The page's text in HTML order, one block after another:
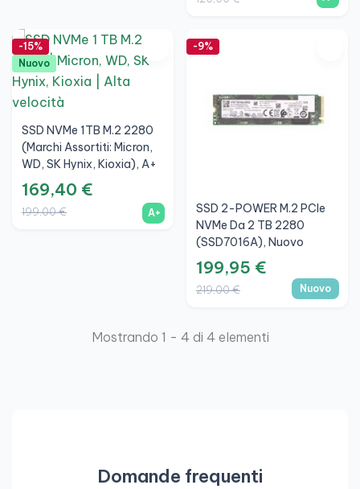
-15%
Nuovo
SSD NVMe 1TB M.2 2280
(Marchi Assortiti: Micron,
WD, SK Hynix, Kioxia), A+
169,40 €
199,00 € A+
-9%
SSD 2-POWER M.2 PCIe
NVMe Da 2 TB 2280
(SSD7016A), Nuovo
199,95 €
219,00 € Nuovo
Mostrando 1 - 4 di 4 elementi
Domande frequenti